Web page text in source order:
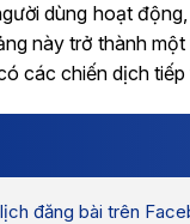
dùng hoạt
này trở thành
các chiến dịch tiếp
đăng bài trên